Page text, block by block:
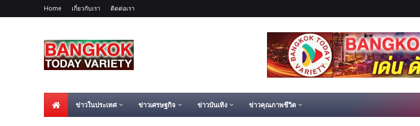
Home เกี่ยวกับเรา ติดต่อเรา
ข่าวในประเทศ ข่าวเศรษฐกิจ ข่าวบันเทิง ข่าวคุณภาพชีวิต